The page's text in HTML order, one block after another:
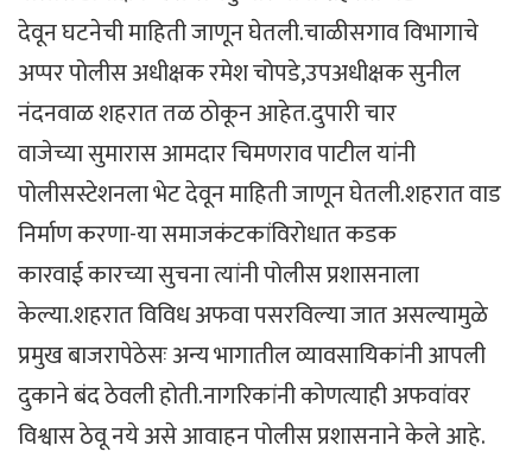
देवून घटनेची माहिती जाणून घेतली.चाळीसगाव विभागाचे
अप्पर पोलीस अधीक्षक रमेश चोपडे,उपअधीक्षक सुनील
नंदनवाळ शहरात तळ ठोकून आहेत.दुपारी चार
वाजेच्या सुमारास आमदार चिमणराव पाटील यांनी
पोलीसस्टेशनला भेट देवून माहिती जाणून घेतली.शहरात वाड
निर्माण करणा-या समाजकंटकांविरोधात कडक
कारवाई कारच्या सुचना त्यांनी पोलीस प्रशासनाला
केल्या.शहरात विविध अफवा पसरविल्या जात असल्यामुळे
प्रमुख बाजरापेठेसः अन्य भागातील व्यावसायिकांनी आपली
दुकाने बंद ठेवली होती.नागरिकांनी कोणत्याही अफवांवर
विश्वास ठेवू नये असे आवाहन पोलीस प्रशासनाने केले आहे.